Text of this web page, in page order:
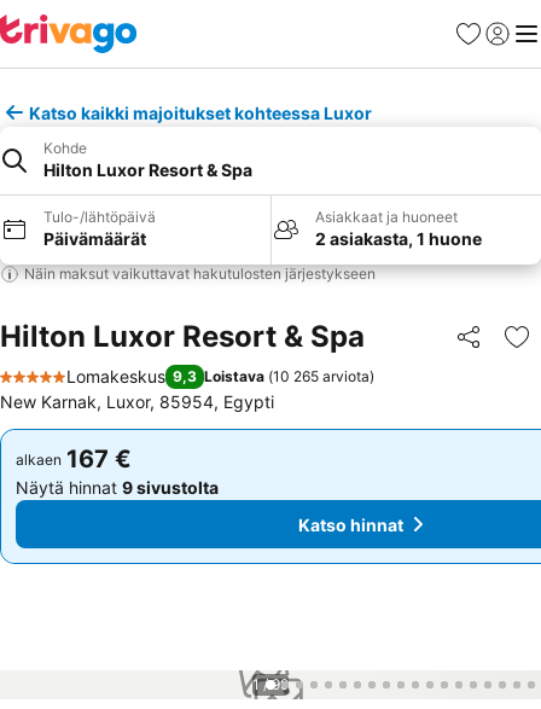
Suosikit
Katso kaikki majoitukset kohteessa Luxor
Kohde
Hilton Luxor Resort & Spa
Tulo-/lähtöpäivä
Päivämäärät
Asiakkaat ja huoneet
2 asiakasta, 1 huone
Näin maksut vaikuttavat hakutulosten järjestykseen
Hilton Luxor Resort & Spa Jaa
5 Tähtiluokitus
Lomakeskus 9,3 Loistava (10 265 arviota)
New Karnak, Luxor, 85954, Egypti
alkaen 167 €
Näytä hinnat 9 sivustolta
Katso hinnat
alkaen 167 €
Näytä hinnat 9 sivustolta
Katso hinnat
1 / 99